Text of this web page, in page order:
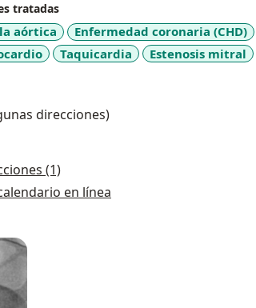
tratadas
aórtica
Enfermedad coronaria (CHD)
Taquicardia Estenosis mitral
direcciones)
(1)
en línea